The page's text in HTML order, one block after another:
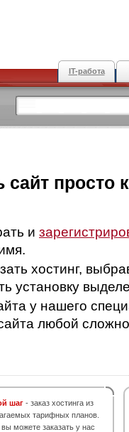
IT-работа
сайт просто
и
хостинг,
установку
у нашего
любой
шаг - заказ хостинга из
тарифных планов.
можете заказать у нас